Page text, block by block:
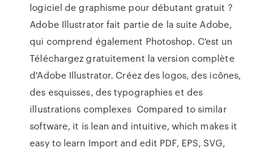
logiciel de graphisme pour débutant gratuit ?
Adobe Illustrator fait partie de la suite Adobe,
qui comprend également Photoshop. C'est un
Téléchargez gratuitement la version complète
d'Adobe Illustrator. Créez des logos, des icônes,
des esquisses, des typographies et des
illustrations complexes Compared to similar
software, it is lean and intuitive, which makes it
easy to learn Import and edit PDF, EPS, SVG,